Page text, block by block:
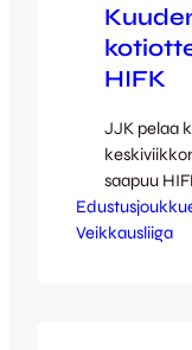
HIFK
JJK pelaa
saapuu
tärkeä ja
kuuden
Veikkausliiga